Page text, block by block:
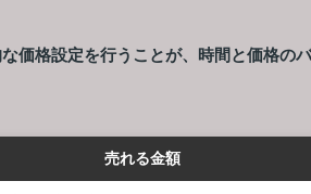
価格設定を行うことが、時間と価格のバ
売れる金額